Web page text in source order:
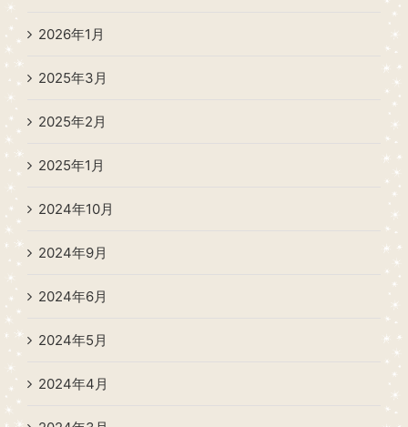
2026年1月
2025年3月
2025年2月
2025年1月
2024年10月
2024年9月
2024年6月
2024年5月
2024年4月